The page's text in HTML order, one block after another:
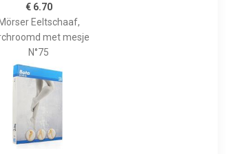
€ 6.70
Eeltschaaf,
met mesje
N°75